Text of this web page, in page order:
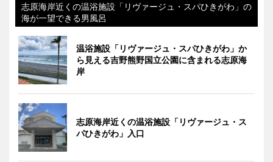
志原海岸近くの温浴施設「リヴァージュ・スパひきがわ」の
海が一望できる男風呂
温浴施設「リヴァージュ・スパひきがわ」か
ら見える吉野熊野国立公園に含まれる志原海
岸
志原海岸近くの温浴施設「リヴァージュ・ス
パひきがわ」入口